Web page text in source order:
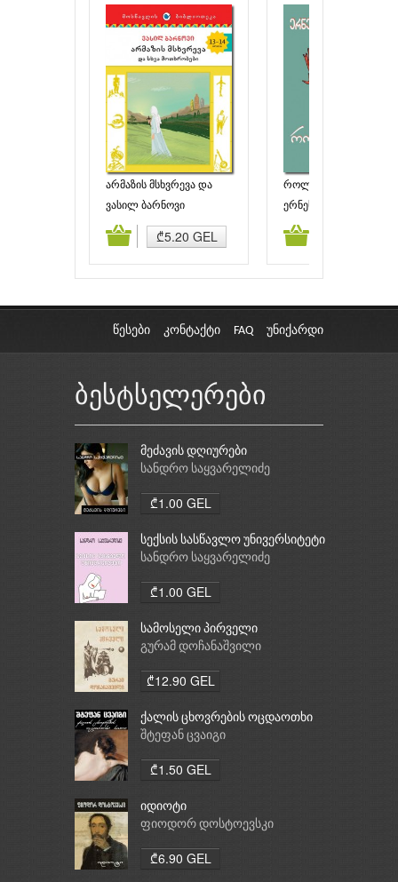
არმაზის მსხვრევა და
სხვა მოთხრობები
ვასილ ბარნოვი
₾5.20 GEL
როლფი ტყეში
ერნესტ სეტონ-
კალათაში დამატება კალათაში
წესები კონტაქტი FAQ უნიქარდი
ბესტსელერები
მეძავის დღიურები
სანდრო საყვარელიძე
₾1.00 GEL
სექსის სასწავლო უნივერსიტეტი
სანდრო საყვარელიძე
₾1.00 GEL
სამოსელი პირველი
გურამ დოჩანაშვილი
₾12.90 GEL
ქალის ცხოვრების ოცდაოთხი
საათი
შტეფან ცვაიგი
₾1.50 GEL
იდიოტი
ფიოდორ დოსტოევსკი
₾6.90 GEL